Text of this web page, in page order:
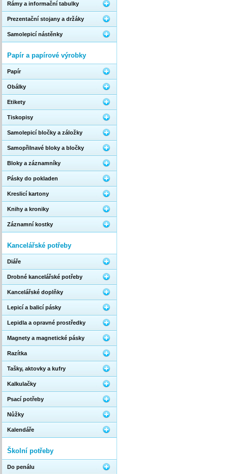
Rámy a informační tabulky
Prezentační stojany a držáky
Samolepicí nástěnky
Papír a papírové výrobky
Papír
Obálky
Etikety
Tiskopisy
Samolepicí bločky a záložky
Samopřilnavé bloky a bločky
Bloky a záznamníky
Pásky do pokladen
Kreslicí kartony
Knihy a kroniky
Záznamní kostky
Kancelářské potřeby
Diáře
Drobné kancelářské potřeby
Kancelářské doplňky
Lepicí a balicí pásky
Lepidla a opravné prostředky
Magnety a magnetické pásky
Razítka
Tašky, aktovky a kufry
Kalkulačky
Psací potřeby
Nůžky
Kalendáře
Školní potřeby
Do penálu